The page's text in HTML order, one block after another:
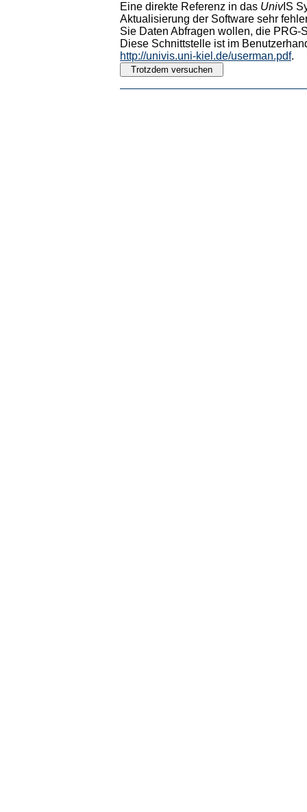
Eine direkte Referenz in das UnivIS
Aktualisierung der Software sehr
Sie Daten Abfragen wollen, die PRG-
Diese Schnittstelle ist im
http://univis.uni-kiel.de/userman.pdf.